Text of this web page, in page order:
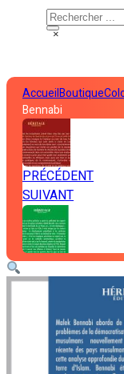
Rechercher
×
AccueilBoutique
Bennabi
PRÉCÉDENT
SUIVANT